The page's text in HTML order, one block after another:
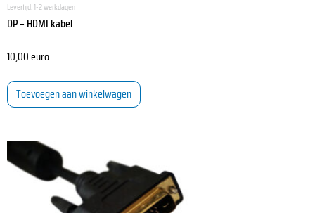
Levertijd:1-2 werkdagen
DP – HDMI kabel
10,00euro
Toevoegen aan winkelwagen